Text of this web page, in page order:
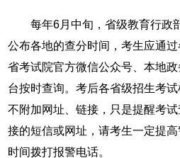
每年6月中旬，省级教育行政
公布各地的查分时间，考生应通
省考试院官方微信公众号、本地
台按时查询。考后各省级招生考
不附加网址、链接，只是提醒考
接的短信或网址，请考生一定提
时间拨打报警电话。